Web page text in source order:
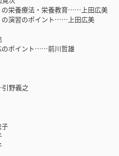
療法・栄養教育……上田広美
習のポイント……上田広美
イント……前川哲雄
野義之